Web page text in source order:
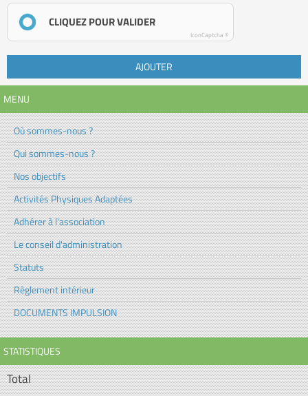
CLIQUEZ POUR VALIDER
IconCaptcha ©
AJOUTER
MENU
Où sommes-nous ?
Qui sommes-nous ?
Nos objectifs
Activités Physiques Adaptées
Adhérer à l'association
Le conseil d'administration
Statuts
Règlement intérieur
DOCUMENTS IMPULSION
STATISTIQUES
Total